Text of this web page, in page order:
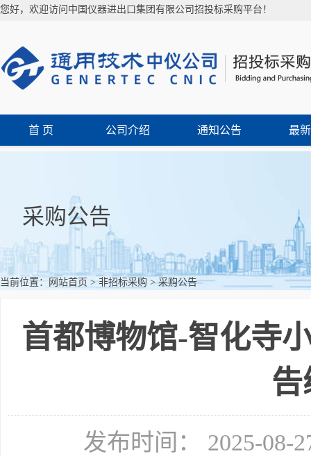
您好，欢迎访问中国仪器进出口集团有限公司招投标采购平台！
首 页 公司介绍 通知公告 最
采购公告
当前位置： 网站首页 > 非招标采购 >采购公告
首都博物馆-智化寺
告
发布时间： 2025-